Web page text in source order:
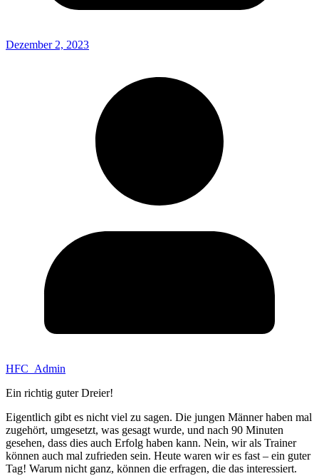
Dezember 2, 2023
HFC_Admin
Ein richtig guter Dreier!
Eigentlich gibt es nicht viel zu sagen. Die jungen Männer haben mal
zugehört, umgesetzt, was gesagt wurde, und nach 90 Minuten
gesehen, dass dies auch Erfolg haben kann. Nein, wir als Trainer
können auch mal zufrieden sein. Heute waren wir es fast – ein guter
Tag! Warum nicht ganz, können die erfragen, die das interessiert.